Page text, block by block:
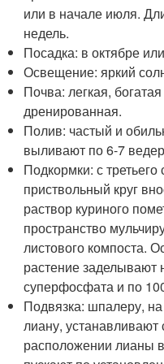
или в начале июля.
недель.
Посадка: в октябре
Освещение: яркий
Почва: легкая,
дренированная.
Полив: частый и
выливают по 6-7
Подкормки: с
приствольный круг
раствор куриного
пространство
листового компоста.
растение заделывают
суперфосфата и по
Подвязка: шпалеру,
лиану, устанавливают
расположении лианы